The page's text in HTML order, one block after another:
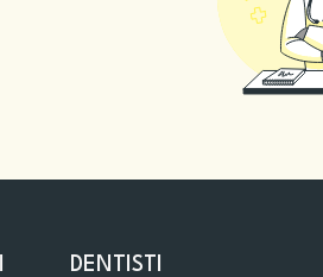
DENTISTI